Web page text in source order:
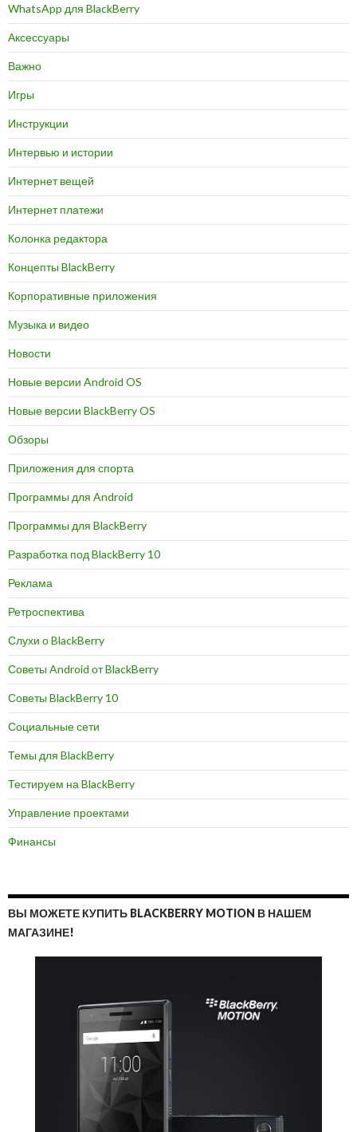
WhatsApp для BlackBerry
Аксессуары
Важно
Игры
Инструкции
Интервью и истории
Интернет вещей
Интернет платежи
Колонка редактора
Концепты BlackBerry
Корпоративные приложения
Музыка и видео
Новости
Новые версии Android OS
Новые версии BlackBerry OS
Обзоры
Приложения для спорта
Программы для Android
Программы для BlackBerry
Разработка под BlackBerry 10
Реклама
Ретроспектива
Слухи о BlackBerry
Советы Android от BlackBerry
Советы BlackBerry 10
Социальные сети
Темы для BlackBerry
Тестируем на BlackBerry
Управление проектами
Финансы
ВЫ МОЖЕТЕ КУПИТЬ BLACKBERRY MOTION В НАШЕМ
МАГАЗИНЕ!